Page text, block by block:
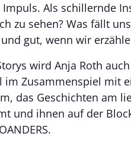
Impuls. Als schillernde
zu sehen? Was fällt
gut, wenn wir
wird Anja Roth
im Zusammenspiel mit
das Geschichten am
und ihnen auf der